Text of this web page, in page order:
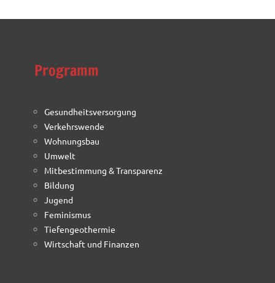
Programm
Gesundheitsversorgung
Verkehrswende
Wohnungsbau
Umwelt
Mitbestimmung & Transparenz
Bildung
Jugend
Feminismus
Tiefengeothermie
Wirtschaft und Finanzen